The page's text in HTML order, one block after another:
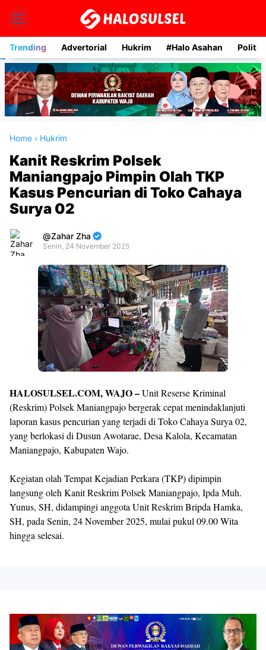
Trending Advertorial Hukrim #Halo Asahan Politik
Home › Hukrim
Kanit Reskrim Polsek
Maniangpajo Pimpin Olah TKP
Kasus Pencurian di Toko Cahaya
Surya 02
Zahar Zha
Senin, 24 November 2025
Premium
Raushan
Design
Templates
HALOSULSEL.COM, WAJO –Unit Reserse Kriminal
(Reskrim) Polsek Maniangpajo bergerak cepat menindaklanjuti
laporan kasus pencurian yang terjadi di Toko Cahaya Surya 02,
yang berlokasi di Dusun Awotarae, Desa Kalola, Kecamatan
Maniangpajo, Kabupaten Wajo.
Kegiatan olah Tempat Kejadian Perkara (TKP) dipimpin
langsung oleh Kanit Reskrim Polsek Maniangpajo, Ipda Muh.
Yunus, SH, didampingi anggota Unit Reskrim Bripda Hamka,
SH, pada Senin, 24 November 2025, mulai pukul 09.00 Wita
hingga selesai.